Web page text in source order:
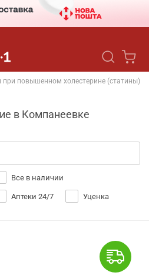
при повышенном холестерине (статины)
в Компанеевке
Все в наличии
Аптеки 24/7 Уценка